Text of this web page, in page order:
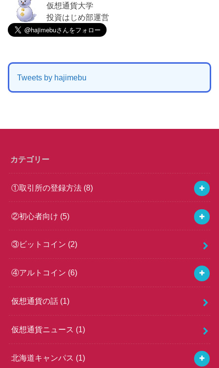
仮想通貨大学
投資はじめ部運営
Tweets by hajimebu
カテゴリー
①取引所の登録方法 (8)
②初心者向け (5)
③ビットコイン (2)
④アルトコイン (6)
仮想通貨の話 (1)
仮想通貨ニュース (1)
北海道キャンパス (1)